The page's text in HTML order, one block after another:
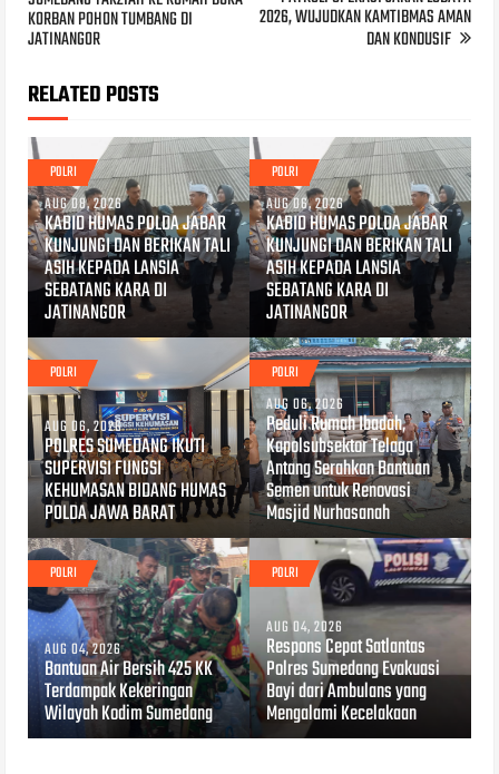
KORBAN POHON TUMBANG DI
JATINANGOR
2026, WUJUDKAN KAMTIBMAS AMAN
DAN KONDUSIF
RELATED POSTS
POLRI
AUG 08, 2026
KABID HUMAS POLDA JABAR
KUNJUNGI DAN BERIKAN TALI
ASIH KEPADA LANSIA
SEBATANG KARA DI
JATINANGOR
POLRI
AUG 06, 2026
KABID HUMAS POLDA JABAR
KUNJUNGI DAN BERIKAN TALI
ASIH KEPADA LANSIA
SEBATANG KARA DI
JATINANGOR
POLRI
AUG 06, 2026
POLRES SUMEDANG IKUTI
SUPERVISI FUNGSI
KEHUMASAN BIDANG HUMAS
POLDA JAWA BARAT
POLRI
AUG 06, 2026
Peduli Rumah Ibadah,
Kapolsubsektor Telaga
Antang Serahkan Bantuan
Semen untuk Renovasi
Masjid Nurhasanah
POLRI
AUG 04, 2026
Bantuan Air Bersih 425 KK
Terdampak Kekeringan
Wilayah Kodim Sumedang
POLRI
AUG 04, 2026
Respons Cepat Satlantas
Polres Sumedang Evakuasi
Bayi dari Ambulans yang
Mengalami Kecelakaan